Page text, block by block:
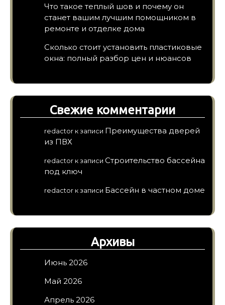
Что такое теплый шов и почему он
станет вашим лучшим помощником в
ремонте и отделке дома
Сколько стоит установить пластиковые
окна: полный разбор цен и нюансов
Свежие комментарии
redactor к записи Преимущества дверей
из ПВХ
redactor к записи Строительство бассейна
под ключ
redactor к записи Бассейн в частном доме
Архивы
Июнь 2026
Май 2026
Апрель 2026